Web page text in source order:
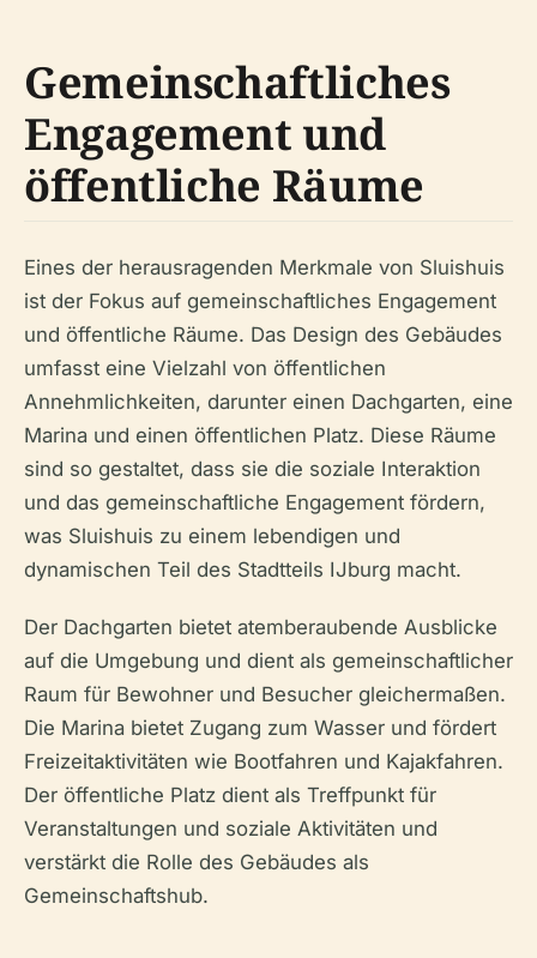
Gemeinschaftliches
Engagement und
öffentliche Räume
Eines der herausragenden Merkmale von Sluishuis
ist der Fokus auf gemeinschaftliches Engagement
und öffentliche Räume. Das Design des Gebäudes
umfasst eine Vielzahl von öffentlichen
Annehmlichkeiten, darunter einen Dachgarten, eine
Marina und einen öffentlichen Platz. Diese Räume
sind so gestaltet, dass sie die soziale Interaktion
und das gemeinschaftliche Engagement fördern,
was Sluishuis zu einem lebendigen und
dynamischen Teil des Stadtteils IJburg macht.
Der Dachgarten bietet atemberaubende Ausblicke
auf die Umgebung und dient als gemeinschaftlicher
Raum für Bewohner und Besucher gleichermaßen.
Die Marina bietet Zugang zum Wasser und fördert
Freizeitaktivitäten wie Bootfahren und Kajakfahren.
Der öffentliche Platz dient als Treffpunkt für
Veranstaltungen und soziale Aktivitäten und
verstärkt die Rolle des Gebäudes als
Gemeinschaftshub.